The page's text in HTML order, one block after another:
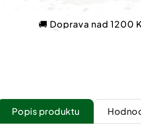
🚚 Doprava nad 1200
Popis